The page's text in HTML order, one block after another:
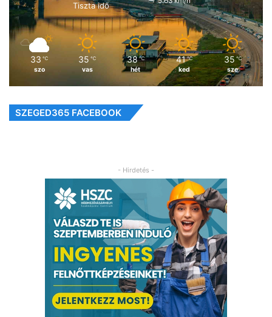
Tiszta idő
33 ℃
szo
35 ℃
vas
38 ℃
hét
41 ℃
ked
35 ℃
sze
SZEGED365 FACEBOOK
- Hirdetés -